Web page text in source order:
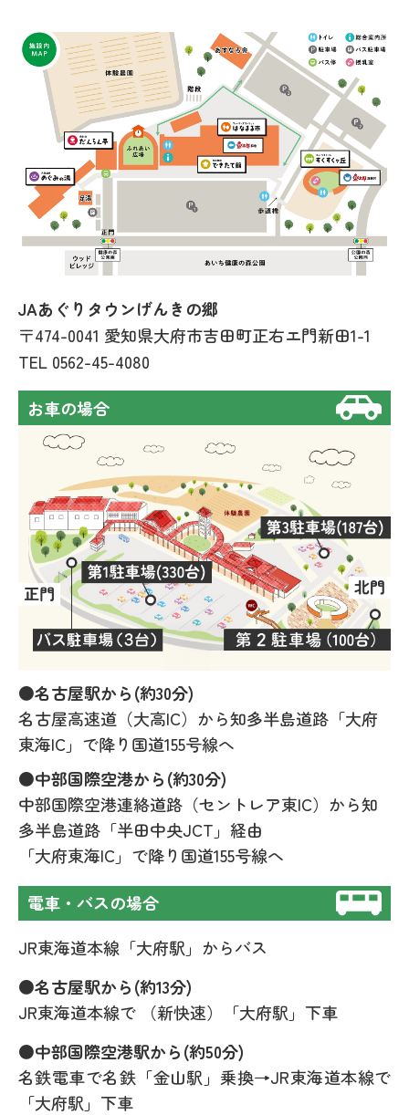
JAあぐりタウンげんきの郷
〒474-0041 愛知県大府市吉田町正右エ門新田1-1
TEL 0562-45-4080
お車の場合
●名古屋駅から(約30分)
名古屋高速道（大高IC）から知多半島道路「大府
東海IC」で降り国道155号線へ
●中部国際空港から(約30分)
中部国際空港連絡道路（セントレア東IC）から知
多半島道路「半田中央JCT」経由
「大府東海IC」で降り国道155号線へ
電車・バスの場合
JR東海道本線「大府駅」からバス
●名古屋駅から(約13分)
JR東海道本線で （新快速）「大府駅」下車
●中部国際空港駅から(約50分)
名鉄電車で名鉄「金山駅」乗換→JR東海道本線で
「大府駅」下車